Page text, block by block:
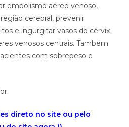
embolismo aéreo venoso,
cerebral, prevenir
e ingurgitar vasos do cérvix
venosos centrais. Também
com sobrepeso e
direto no site ou pelo